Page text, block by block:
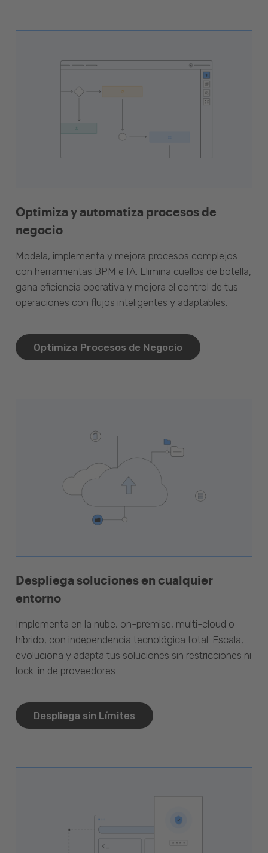
Optimiza y automatiza procesos de
negocio
Modela, implementa y mejora procesos complejos
con herramientas BPM e IA. Elimina cuellos de botella,
gana eficiencia operativa y mejora el control de tus
operaciones con flujos inteligentes y adaptables.
Optimiza Procesos de Negocio
Despliega soluciones en cualquier
entorno
Implementa en la nube, on-premise, multi-cloud o
híbrido, con independencia tecnológica total. Escala,
evoluciona y adapta tus soluciones sin restricciones ni
lock-in de proveedores.
Despliega sin Límites